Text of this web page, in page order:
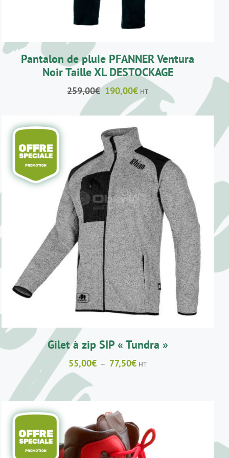
Pantalon de pluie PFANNER Ventura
Noir Taille XL DESTOCKAGE
259,00€ Le
initial
était :
259,00€.
190,00€Le
prix
actuel
est :
190,00€.
HT
CHOIX DES OPTIONSCE
PRODUIT
A
PLUSIEURS
VARIATIONS.
LES
OPTIONS
PEUVENT
ÊTRE
CHOISIES
PAGE
PRODUIT
/ DÉTAILS
Gilet à zip SIP « Tundra »
55,00€ – 77,50€Plage
77,50€
HT